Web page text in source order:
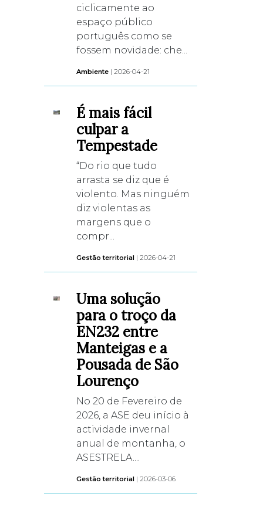
ciclicamente ao
espaço público
português como se
fossem novidade: che...
Ambiente | 2026-04-21
É mais fácil
culpar a
Tempestade
“Do rio que tudo
arrasta se diz que é
violento. Mas ninguém
diz violentas as
margens que o
compr...
Gestão territorial | 2026-04-21
Uma solução
para o troço da
EN232 entre
Manteigas e a
Pousada de São
Lourenço
No 20 de Fevereiro de
2026, a ASE deu início à
actividade invernal
anual de montanha, o
ASESTRELA....
Gestão territorial | 2026-03-06